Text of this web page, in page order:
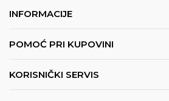
INFORMACIJE
POMOĆ PRI KUPOVINI
KORISNIČKI SERVIS